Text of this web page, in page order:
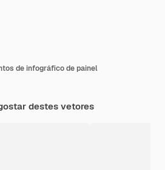
de infográfico de painel
destes vetores